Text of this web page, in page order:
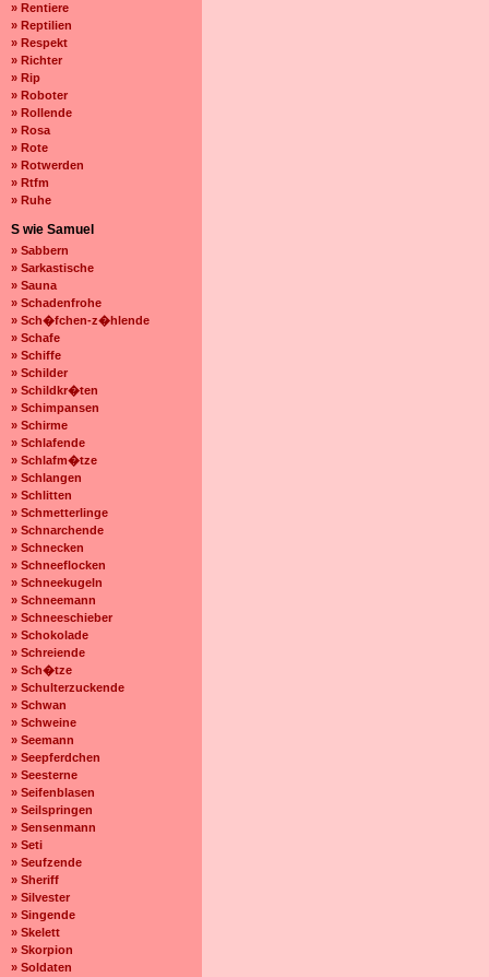
» Rentiere
» Reptilien
» Respekt
» Richter
» Rip
» Roboter
» Rollende
» Rosa
» Rote
» Rotwerden
» Rtfm
» Ruhe
S wie Samuel
» Sabbern
» Sarkastische
» Sauna
» Schadenfrohe
» Sch�fchen-z�hlende
» Schafe
» Schiffe
» Schilder
» Schildkr�ten
» Schimpansen
» Schirme
» Schlafende
» Schlafm�tze
» Schlangen
» Schlitten
» Schmetterlinge
» Schnarchende
» Schnecken
» Schneeflocken
» Schneekugeln
» Schneemann
» Schneeschieber
» Schokolade
» Schreiende
» Sch�tze
» Schulterzuckende
» Schwan
» Schweine
» Seemann
» Seepferdchen
» Seesterne
» Seifenblasen
» Seilspringen
» Sensenmann
» Seti
» Seufzende
» Sheriff
» Silvester
» Singende
» Skelett
» Skorpion
» Soldaten